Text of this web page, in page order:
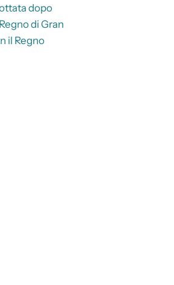
dopo
di Gran
il Regno